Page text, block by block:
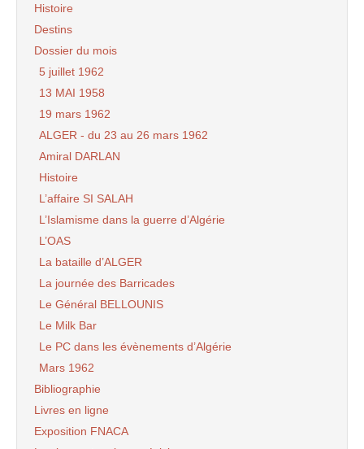
Histoire
Destins
Dossier du mois
5 juillet 1962
13 MAI 1958
19 mars 1962
ALGER - du 23 au 26 mars 1962
Amiral DARLAN
Histoire
L’affaire SI SALAH
L’Islamisme dans la guerre d’Algérie
L’OAS
La bataille d’ALGER
La journée des Barricades
Le Général BELLOUNIS
Le Milk Bar
Le PC dans les évènements d’Algérie
Mars 1962
Bibliographie
Livres en ligne
Exposition FNACA